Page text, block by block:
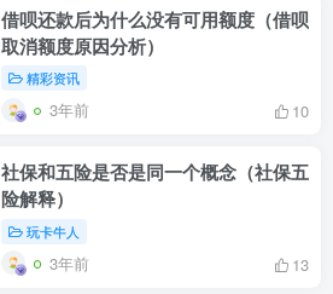
借呗还款后为什么没有可用额度（借呗
取消额度原因分析）
精彩资讯
3年前 10
社保和五险是否是同一个概念（社保五
险解释）
玩卡牛人
3年前 13